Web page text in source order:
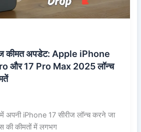
कीमत अपडेट: Apple iPhone
और 17 Pro Max 2025 लॉन्च
अपनी iPhone 17 सीरीज लॉन्च करने जा
की कीमतों में लगभग